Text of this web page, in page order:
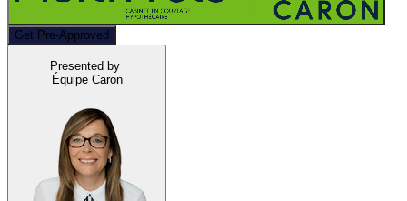
Get Pre-Approved
Presented by
Équipe Caron